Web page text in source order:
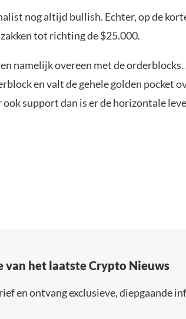
nog altijd bullish. Echter, op de
tot richting de $25.000.
namelijk overeen met de
en valt de gehele golden pocket
support dan is er de horizontale
van het laatste Crypto Nieuws
en ontvang exclusieve, diepgaande